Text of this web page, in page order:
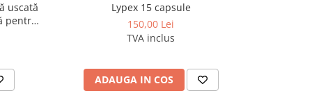
uscată
pentru
Lypex 15 capsule
150,00 Lei
TVA inclus
ADAUGA IN COS